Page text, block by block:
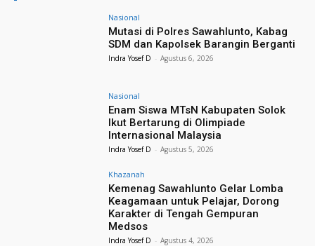
Nasional
Mutasi di Polres Sawahlunto, Kabag
SDM dan Kapolsek Barangin Berganti
Indra Yosef D - Agustus 6, 2026
Nasional
Enam Siswa MTsN Kabupaten Solok
Ikut Bertarung di Olimpiade
Internasional Malaysia
Indra Yosef D - Agustus 5, 2026
Khazanah
Kemenag Sawahlunto Gelar Lomba
Keagamaan untuk Pelajar, Dorong
Karakter di Tengah Gempuran
Medsos
Indra Yosef D - Agustus 4, 2026